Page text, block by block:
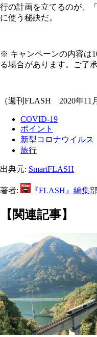
行の計画を立てるのが、
に使う秘訣だ。
※ キャンペーンの内容は
る場合があります。ご了
（週刊FLASH 2020年11
COVID-19
ポイント
新型コロナウイルス
旅行
出典元: SmartFLASH
著者: 『FLASH』編集部
【関連記事】